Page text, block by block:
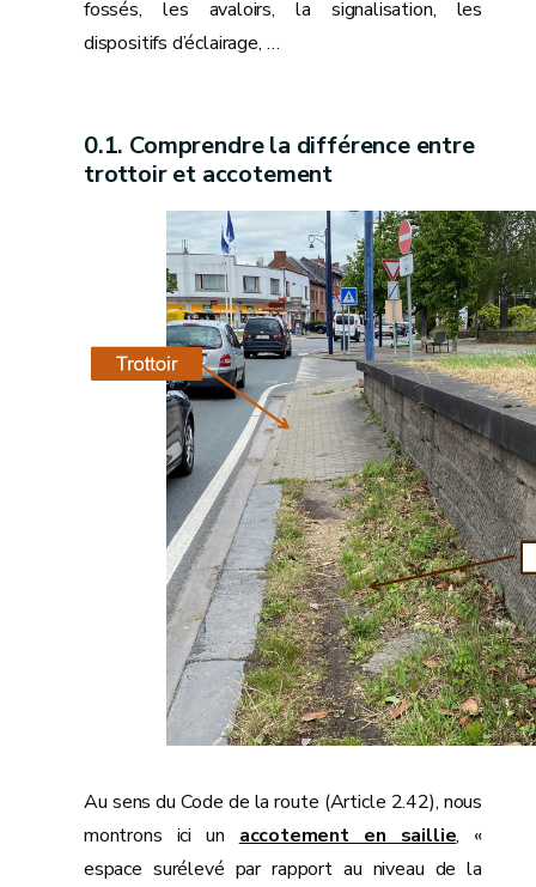
fossés, les avaloirs, la signalisation, les
dispositifs d’éclairage, …
Comprendre la différence entre
trottoir et accotement
Au sens du Code de la route (Article 2.42), nous
montrons ici un accotement en saillie, «
espace surélevé par rapport au niveau de la